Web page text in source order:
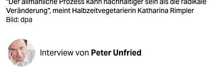
shop
fragen & hilfe
unterstützen
Veränderung", meint Halbzeitvegetarierin Katharina Rimpler
Bild: dpa
Interview von Peter Unfried